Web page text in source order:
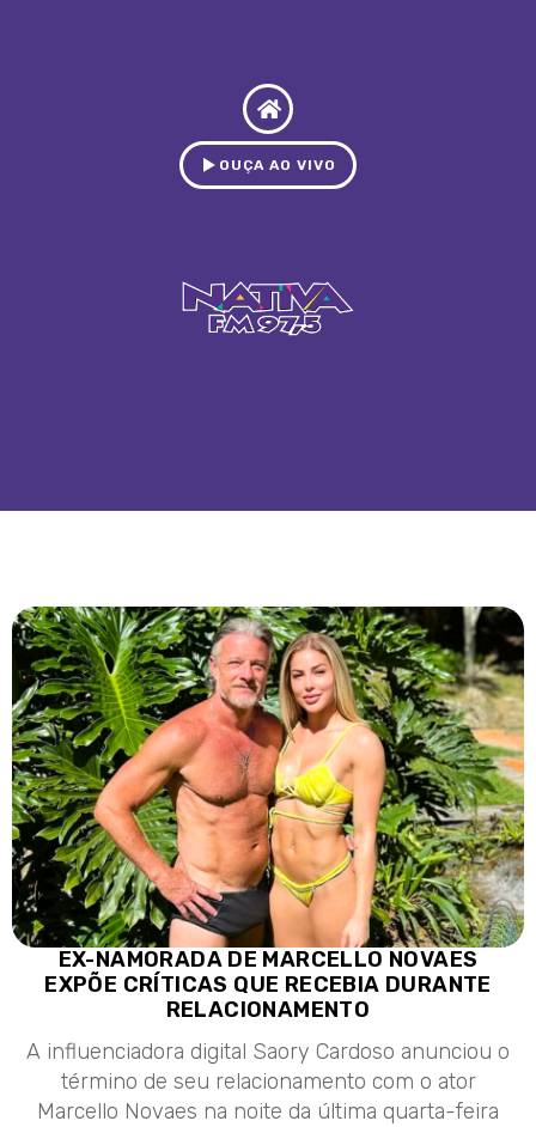
OUÇA AO VIVO
EX-NAMORADA DE MARCELLO NOVAES
EXPÕE CRÍTICAS QUE RECEBIA DURANTE
RELACIONAMENTO
A influenciadora digital Saory Cardoso anunciou o
término de seu relacionamento com o ator
Marcello Novaes na noite da última quarta-feira